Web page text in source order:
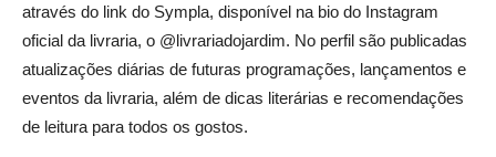
através do link do Sympla, disponível na bio do Instagram
oficial da livraria, o @livrariadojardim. No perfil são publicadas
atualizações diárias de futuras programações, lançamentos e
eventos da livraria, além de dicas literárias e recomendações
de leitura para todos os gostos.